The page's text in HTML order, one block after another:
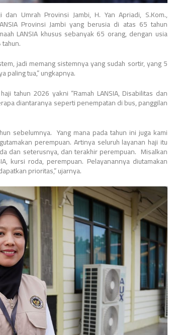
Umrah Provinsi Jambi, H. Yan Apriadi, S.Kom.,
Provinsi Jambi yang berusia di atas 65 tahun
LANSIA khusus sebanyak 65 orang, dengan usia
jadi memang sistemnya yang sudah sortir, yang 5
paling tua,” ungkapnya.
tahun 2026 yakni “Ramah LANSIA, Disabilitas dan
diantaranya seperti penempatan di bus, panggilan
sebelumnya. Yang mana pada tahun ini juga kami
perempuan. Artinya seluruh layanan haji itu
dan seterusnya, dan terakhir perempuan. Misalkan
kursi roda, perempuan. Pelayanannya diutamakan
prioritas,” ujarnya.